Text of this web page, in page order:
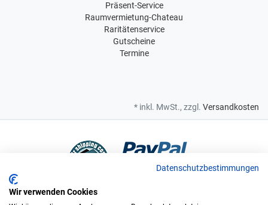
Präsent-Service
Raumvermietung-Chateau
Raritätenservice
Gutscheine
Termine
* inkl. MwSt., zzgl. Versandkosten
Bei uns sind Sie in sicheren Händen
Datenschutzbestimmungen
Wir verwenden Cookies